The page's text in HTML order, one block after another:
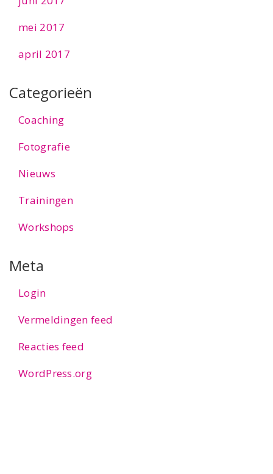
mei 2017
april 2017
Categorieën
Coaching
Fotografie
Nieuws
Trainingen
Workshops
Meta
Login
Vermeldingen feed
Reacties feed
WordPress.org